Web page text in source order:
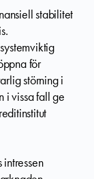
stabilitet
för
störning i
i vissa fall ge